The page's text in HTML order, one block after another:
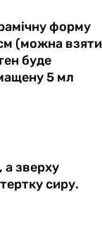
форму
(можна взяти
буде
5 мл
зверху
сиру.